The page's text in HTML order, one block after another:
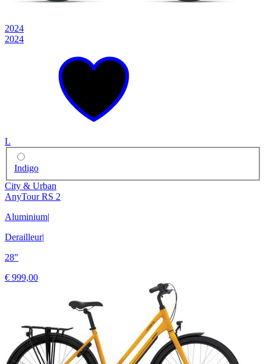
2024
2024
L
Indigo
City & Urban
AnyTour RS 2
Aluminium|
Derailleur|
28"
€ 999,00